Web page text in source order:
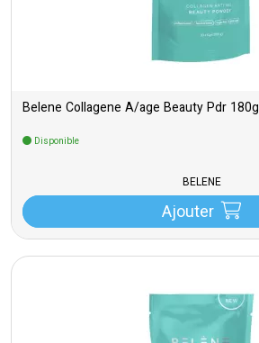
Belene Collagene A/age Beauty Pdr 180g
Disponible
BELENE
Ajouter